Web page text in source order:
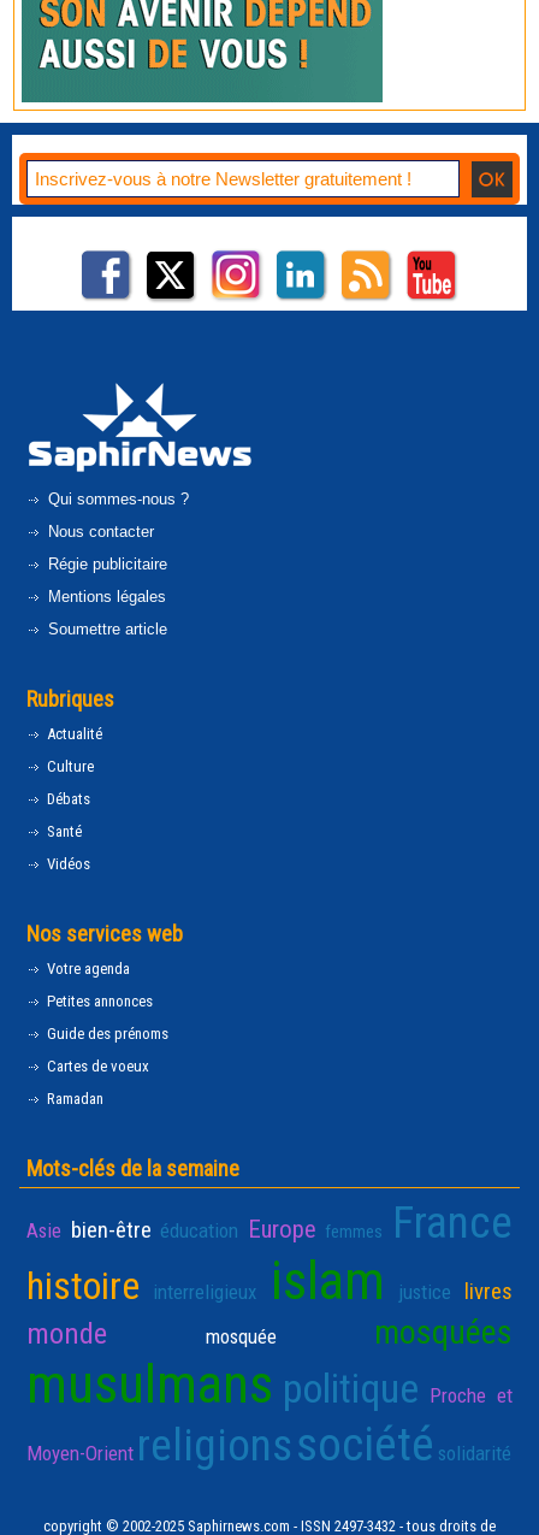
Qui sommes-nous ?
Nous contacter
Régie publicitaire
Mentions légales
Soumettre article
Rubriques
Actualité
Culture
Débats
Santé
Vidéos
Nos services web
Votre agenda
Petites annonces
Guide des prénoms
Cartes de voeux
Ramadan
Mots-clés de la semaine
Asie bien-être éducation Europe femmes France
histoire interreligieux islam justice livres
monde mosquée mosquées
musulmans politique Proche et
Moyen-Orient religionssociété solidarité
copyright © 2002-2025 Saphirnews.com - ISSN 2497-3432 - tous droits de